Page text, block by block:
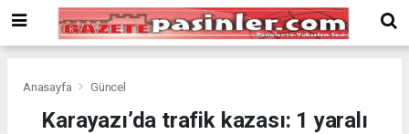
Bonusu
Veren
deneme
Anasayfa Güncel
Karayazı’da trafik kazası: 1 yaralı